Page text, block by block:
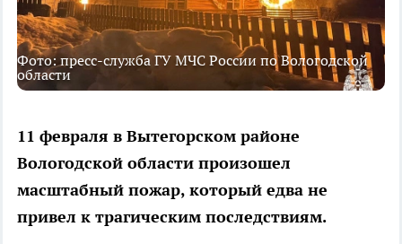
Фото: пресс-служба ГУ МЧС России по Вологодской
области
11 февраля в Вытегорском районе
Вологодской области произошел
масштабный пожар, который едва не
привел к трагическим последствиям.